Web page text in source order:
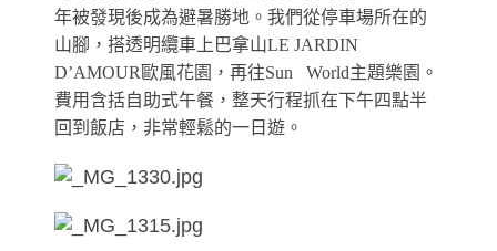
年被發現後成為避暑勝地。我們從停車場所在的
山腳，搭透明纜車上巴拿山LE JARDIN
D’AMOUR歐風花園，再往Sun World主題樂園。
費用含括自助式午餐，整天行程抓在下午四點半
回到飯店，非常輕鬆的一日遊。